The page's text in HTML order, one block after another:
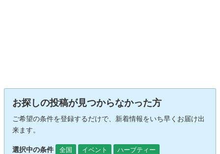
お探しの投稿が見つからなかった方
ご希望の条件を登録するだけで、新着情報をいち早くお届け出
来ます。
選択中の条件 全国 イベント ハーブティー